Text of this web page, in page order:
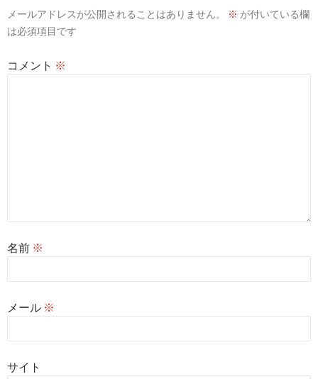
ョ
メールアドレスが公開されることはありません。 ※ が付いている欄
は必須項目です
コメント ※
名前 ※
メール ※
サイト